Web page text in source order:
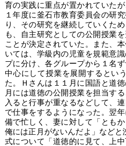
育の実践に重点が置かれていた
１年度に釜石市教育委員会の研
り、その研究を継続していくた
も、自主研究としての公開授業
ことが決定されていた。また、
いては、学級内の児童を規範意
プに分け、各グループから１名
中心にして授業を展開するとい
た。Ｈさんは１１月に国語と道
月には道徳の公開授業を担当す
入ると行事が重なるなどして、
で仕事をするようになった。翌
備で忙しく、妻に対して「とも
俺には正月がないんだよ」などと
式について「道徳的に見て、上